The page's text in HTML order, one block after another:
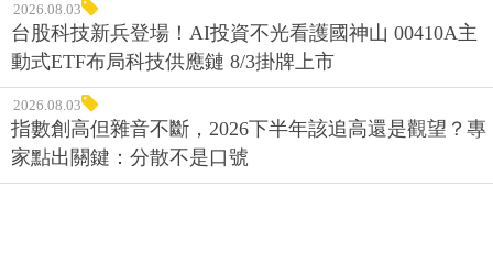
2026.08.03
台股科技新兵登場！AI投資不光看護國神山 00410A主
動式ETF布局科技供應鏈 8/3掛牌上市
2026.08.03
指數創高但雜音不斷，2026下半年該追高還是觀望？專
家點出關鍵：分散不是口號